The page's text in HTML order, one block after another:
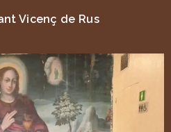
Vicenç de Rus